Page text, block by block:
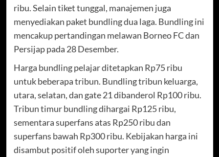
ribu. Selain tiket tunggal, manajemen juga
menyediakan paket bundling dua laga. Bundling ini
mencakup pertandingan melawan Borneo FC dan
Persijap pada 28 Desember.
Harga bundling pelajar ditetapkan Rp75 ribu
untuk beberapa tribun. Bundling tribun keluarga,
utara, selatan, dan gate 21 dibanderol Rp100 ribu.
Tribun timur bundling dihargai Rp125 ribu,
sementara superfans atas Rp250 ribu dan
superfans bawah Rp300 ribu. Kebijakan harga ini
disambut positif oleh suporter yang ingin